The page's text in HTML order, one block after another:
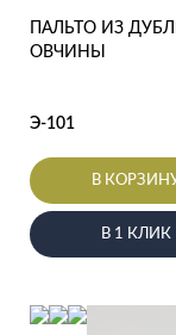
ПАЛЬТО ИЗ
ОВЧИНЫ
Э-101
В
В 1 КЛИК